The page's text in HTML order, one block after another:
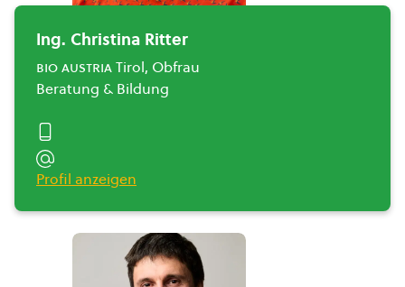
Ing. Christina Ritter
bio austriaTirol, Obfrau
Beratung & Bildung
Profil anzeigen